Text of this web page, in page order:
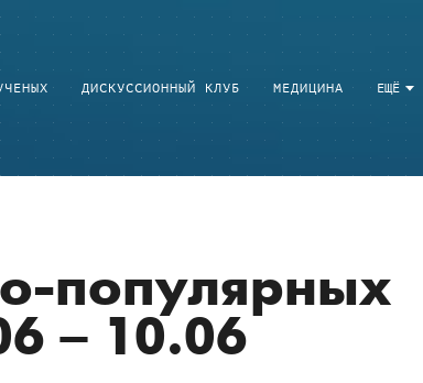
ЕЩЁ
ДИСКУССИОННЫЙ КЛУБ МЕДИЦИНА
популярных
– 10.06